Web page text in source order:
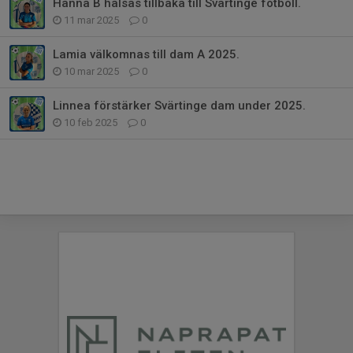
11 mar 2025 0
Lamia välkomnas till dam A 2025.
10 mar 2025 0
Linnea förstärker Svärtinge dam under 2025.
10 feb 2025 0